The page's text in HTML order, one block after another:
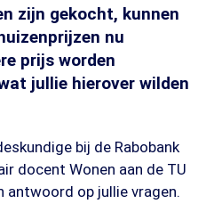
zijn gekocht, kunnen
nu
prijs worden
jullie hierover wilden
bij de Rabobank
docent Wonen aan de TU
op jullie vragen.